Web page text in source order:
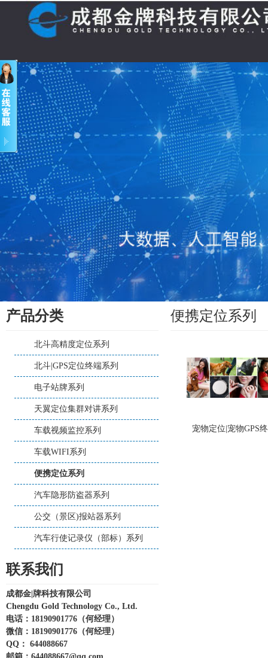
产品分类
北斗高精度定位系列
北斗|GPS定位终端系列
电子站牌系列
天翼定位集群对讲系列
车载视频监控系列
车载WIFI系列
便携定位系列
汽车隐形防盗器系列
公交（景区)报站器系列
汽车行使记录仪（部标）系列
联系我们
成都金|牌科技有限公司
Chengdu Gold Technology Co., Ltd.
电话：18190901776（何经理）
微信： 18190901776 （何经理）
QQ： 644088667
便携定位系列
宠物定位|宠物GPS